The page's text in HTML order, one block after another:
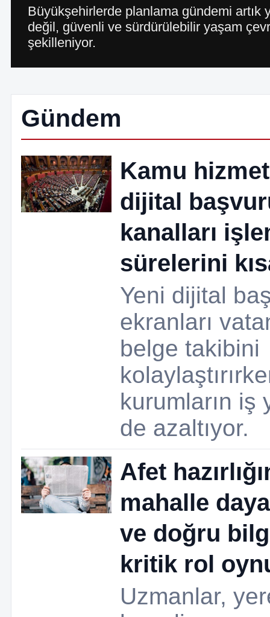
Büyükşehirlerde planlama gündemi artık
değil, güvenli ve sürdürülebilir yaşam
şekilleniyor.
Gündem
Kamu
dijital
kanalları
sürelerini
Yeni dijital
ekranları
belge takibini
kurumların iş
de azaltıyor.
Afet
mahalle
ve doğru
kritik rol
Uzmanlar,